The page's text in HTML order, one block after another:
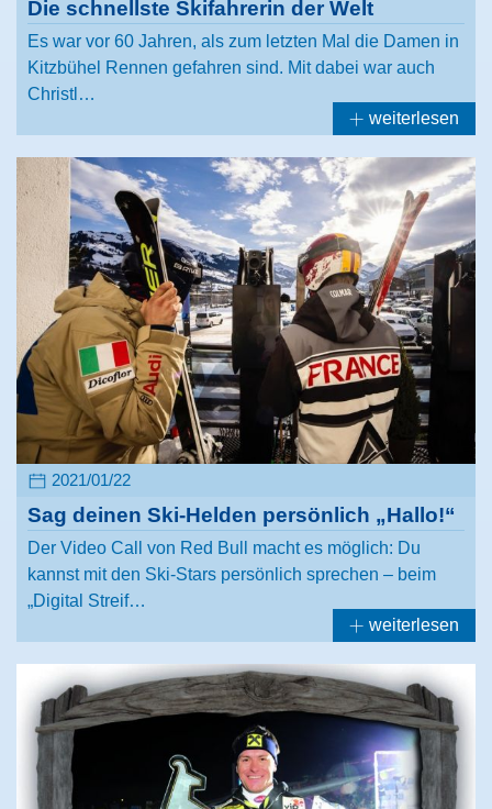
Die schnellste Skifahrerin der Welt
Es war vor 60 Jahren, als zum letzten Mal die Damen in
Kitzbühel Rennen gefahren sind. Mit dabei war auch
Christl…
weiterlesen
2021/01/22
Sag deinen Ski-Helden persönlich „Hallo!“
Der Video Call von Red Bull macht es möglich: Du
kannst mit den Ski-Stars persönlich sprechen – beim
„Digital Streif…
weiterlesen